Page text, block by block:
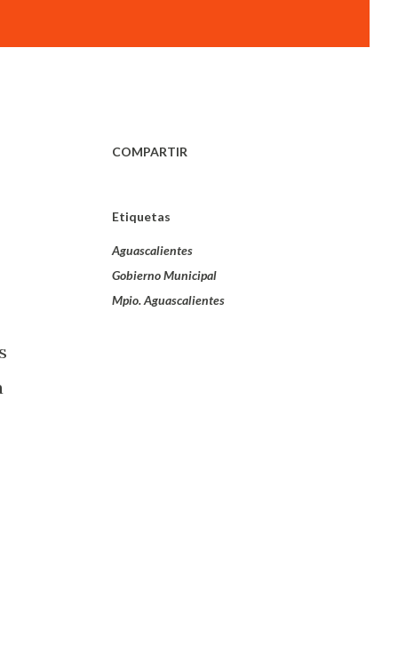
COMPARTIR
Etiquetas
Aguascalientes
Gobierno Municipal
Mpio. Aguascalientes